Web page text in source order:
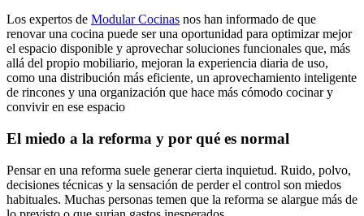
Los expertos de Modular Cocinas nos han informado de que
renovar una cocina puede ser una oportunidad para optimizar mejor
el espacio disponible y aprovechar soluciones funcionales que, más
allá del propio mobiliario, mejoran la experiencia diaria de uso,
como una distribución más eficiente, un aprovechamiento inteligente
de rincones y una organización que hace más cómodo cocinar y
convivir en ese espacio
El miedo a la reforma y por qué es normal
Pensar en una reforma suele generar cierta inquietud. Ruido, polvo,
decisiones técnicas y la sensación de perder el control son miedos
habituales. Muchas personas temen que la reforma se alargue más de